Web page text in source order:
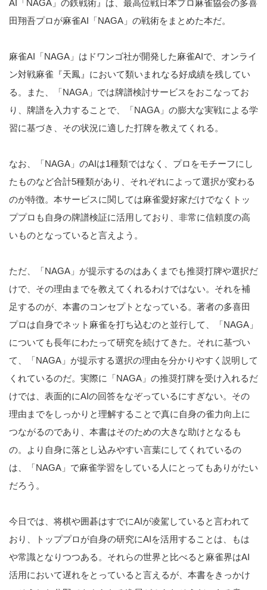
AI「NAGA」の鉄戦術』は、最高位戦日本プロ麻雀協会の多喜
田翔吾プロが麻雀AI「NAGA」の戦術をまとめた本だ。
麻雀AI「NAGA」はドワンゴ社が開発した麻雀AIで、オンライ
ン対戦麻雀『天鳳』において類いまれなる好成績を残してい
る。また、「NAGA」では牌譜検討サービスをおこなってお
り、牌譜を入力することで、「NAGA」の膨大な実戦による学
習に基づき、その状況に適した打牌を教えてくれる。
なお、「NAGA」のAIは1種類ではなく、プロをモチーフにし
たものなど合計5種類があり、それぞれによって選択が変わる
のが特徴。本サービスに関しては麻雀愛好家だけでなくトッ
ププロも自身の牌譜検証に活用しており、非常に信頼度の高
いものとなっていると言えよう。
ただ、「NAGA」が提示するのはあくまでも推奨打牌や選択だ
けで、その理由までを教えてくれるわけではない。それを補
足するのが、本書のコンセプトとなっている。著者の多喜田
プロは自身でネット麻雀を打ち込むのと並行して、「NAGA」
についても長年にわたって研究を続けてきた。それに基づい
て、「NAGA」が提示する選択の理由を分かりやすく説明して
くれているのだ。実際に「NAGA」の推奨打牌を受け入れるだ
けでは、表面的にAIの回答をなぞっているにすぎない。その
理由までをしっかりと理解することで真に自身の雀力向上に
つながるのであり、本書はそのための大きな助けとなるも
の。より自身に落とし込みやすい言葉にしてくれているの
は、「NAGA」で麻雀学習をしている人にとってもありがたい
だろう。
今日では、将棋や囲碁はすでにAIが凌駕していると言われて
おり、トッププロが自身の研究にAIを活用することは、もは
や常識となりつつある。それらの世界と比べると麻雀界はAI
活用において遅れをとっていると言えるが、本書をきっかけ